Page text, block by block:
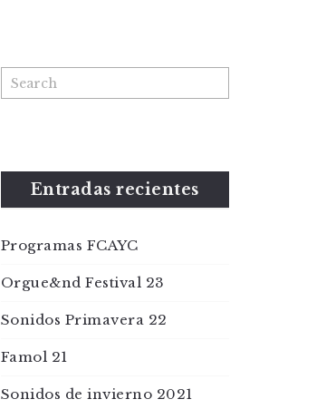
Entradas recientes
Programas FCAYC
Orgue&nd Festival 23
Sonidos Primavera 22
Famol 21
Sonidos de invierno 2021